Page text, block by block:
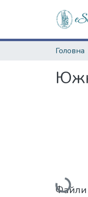
Головна
Вантажиться...
Файли